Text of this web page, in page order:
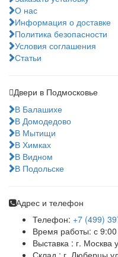
О нас
Информация о доставке
Политика безопасности
Условия соглашения
Статьи
Двери в Подмосковье
В Балашихе
В Домодедово
В Мытищи
В Химках
В Видном
В Подольске
Адрес и телефон
Телефон: +7 (499)
Время работы: с
Выставка : г. Москва
Склад : г. Люберцы